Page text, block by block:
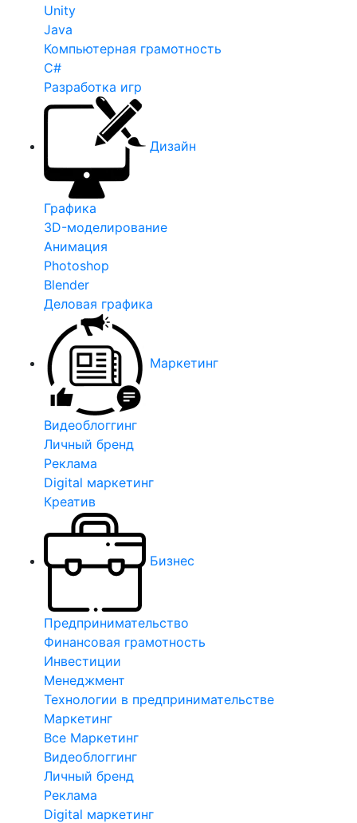
Unity
Java
Компьютерная грамотность
C#
Разработка игр
Дизайн
Графика
3D-моделирование
Анимация
Photoshop
Blender
Деловая графика
Маркетинг
Видеоблоггинг
Личный бренд
Реклама
Digital маркетинг
Креатив
Бизнес
Предпринимательство
Финансовая грамотность
Инвестиции
Менеджмент
Технологии в предпринимательстве
Маркетинг
Все Маркетинг
Видеоблоггинг
Личный бренд
Реклама
Digital маркетинг